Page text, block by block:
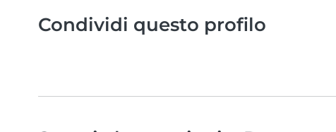
Condividi questo profilo